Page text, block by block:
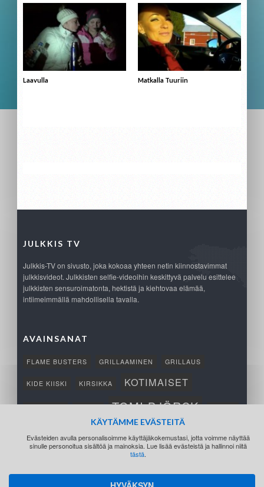
Laavulla Matkalla Tuuriin
JULKKIS TV
Julkkis-TV on sivusto, joka kokoaa yhteen netin kiinnostavimmat
julkkisvideot. Julkkisten selfie-videoihin keskittyvä palvelu esittelee
julkkisten sensuroimatonta, hektistä ja kiehtovaa elämää,
intiimeimmällä mahdollisella tavalla.
AVAINSANAT
FLAME BUSTERS GRILLAAMINEN GRILLAUS
KIDE KIISKI KIRSIKKA KOTIMAISET
TOMI BJÖRCK
KÄYTÄMME EVÄSTEITÄ
Evästeiden avulla personalisoimme käyttäjäkokemustasi, jotta voimme näyttää
sinulle personoitua sisältöä ja mainoksia. Lue lisää evästeistä ja hallinnoi niitä
tästä.